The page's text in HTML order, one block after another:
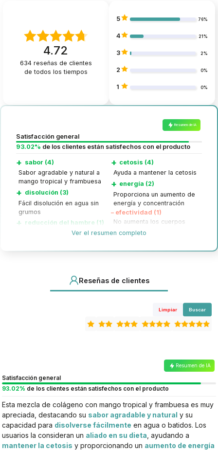
4.72
634reseñas de clientes
de todos los tiempos
5 76%
4 21%
3 2%
2 0%
1 0%
Resumen de IA
Satisfacción general
93.02% de los clientes están satisfechos con el producto
+ sabor (4)
Sabor agradable y natural a
mango tropical y frambuesa
+ disolución (3)
Fácil disolución en agua sin
grumos
+ reducción del hambre (1)
Reduce la sensación de
+ cetosis (4)
Ayuda a mantener la cetosis
+ energía (2)
Proporciona un aumento de
energía y concentración
– efectividad (1)
No aumenta los cuerpos
cetónicos en algunos
Ver el resumen completo
Reseñas de clientes
Limpiar Buscar
Resumen de IA
Satisfacción general
93.02% de los clientes están satisfechos con el producto
Esta mezcla de colágeno con mango tropical y frambuesa es muy
apreciada, destacando su sabor agradable y natural y su
capacidad para disolverse fácilmente en agua o batidos. Los
usuarios la consideran un aliado en su dieta , ayudando a
mantener la cetosis y proporcionando un aumento de energía